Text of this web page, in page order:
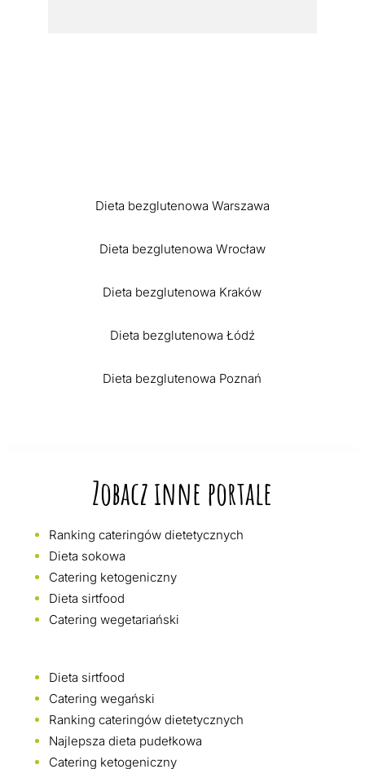
Dieta bezglutenowa Warszawa
Dieta bezglutenowa Wrocław
Dieta bezglutenowa Kraków
Dieta bezglutenowa Łódź
Dieta bezglutenowa Poznań
Zobacz inne portale
Ranking cateringów dietetycznych
Dieta sokowa
Catering ketogeniczny
Dieta sirtfood
Catering wegetariański
Dieta sirtfood
Catering wegański
Ranking cateringów dietetycznych
Najlepsza dieta pudełkowa
Catering ketogeniczny